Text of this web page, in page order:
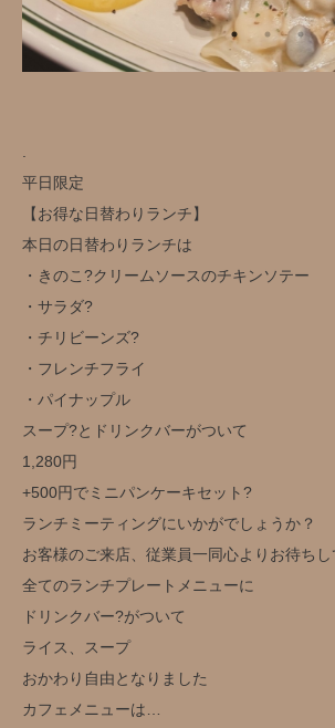
平日限定️
【お得な日替わりランチ】
本日の日替わりランチは
・きのこ‍?クリームソースのチキンソテー
・サラダ?
・チリビーンズ?
・フレンチフライ
・パイナップル
スープ?とドリンクバー️がついて
1,280円️
+500円でミニパンケーキセット?
ランチミーティングにいかがでしょうか？
お客様のご来店、従業員一同心よりお待ち
全てのランチプレートメニューに
ドリンクバー?がついて
ライス、スープ
おかわり自由となりました
カフェメニューは…